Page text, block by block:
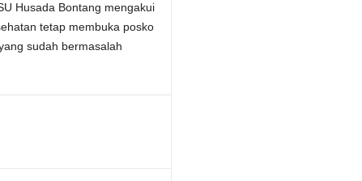
Husada Bontang mengakui
tetap membuka posko
sudah bermasalah